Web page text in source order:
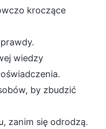
kroczące
wiedzy
by zbudzić
zanim się odrodzą.